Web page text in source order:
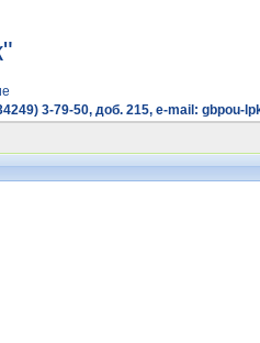
3-79-50, доб. 215, e-mail: gbpou-